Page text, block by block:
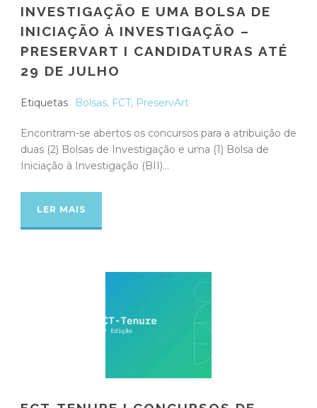
INVESTIGAÇÃO E UMA BOLSA DE
INICIAÇÃO À INVESTIGAÇÃO –
PRESERVART I CANDIDATURAS ATÉ
29 DE JULHO
Etiquetas Bolsas, FCT, PreservArt
Encontram-se abertos os concursos para a atribuição de
duas (2) Bolsas de Investigação e uma (1) Bolsa de
Iniciação à Investigação (BII)...
LER MAIS